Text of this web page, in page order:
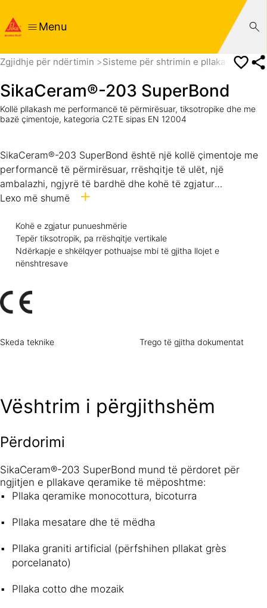
Menu
Zgjidhje për ndërtimin Sisteme për shtrimin e pllakave
SikaCeram®-203 SuperBond
Kollë pllakash me performancë të përmirësuar, tiksotropike dhe me
bazë çimentoje, kategoria C2TE sipas EN 12004
SikaCeram®-203 SuperBond është një kollë çimentoje me
performancë të përmirësuar, rrëshqitje të ulët, një
ambalazhi, ngjyrë të bardhë dhe kohë të zgjatur
punueshmërie që përmban agregate të përzgjedhura,
SikaCeram®-203 SuperBond mund të përdoret për ngjitje
pllakash deri në 10mm trashësi shtrese, për aplikime në
mjedise të brendshme e të jashtme mbi sipërfaqe vertikale
dhe horizontale.
Lexo më shumë
Kohë e zgjatur punueshmërie
Tepër tiksotropik, pa rrëshqitje vertikale
Ndërkapje e shkëlqyer pothuajse mbi të gjitha llojet e
nënshtresave
Skeda teknike Trego të gjitha dokumentat
Vështrim i përgjithshëm
Përdorimi
SikaCeram®-203 SuperBond mund të përdoret për
ngjitjen e pllakave qeramike të mëposhtme:
Pllaka qeramike monocottura, bicoturra
Pllaka mesatare dhe të mëdha
Pllaka graniti artificial (përfshihen pllakat grès
porcelanato)
Pllaka cotto dhe mozaik